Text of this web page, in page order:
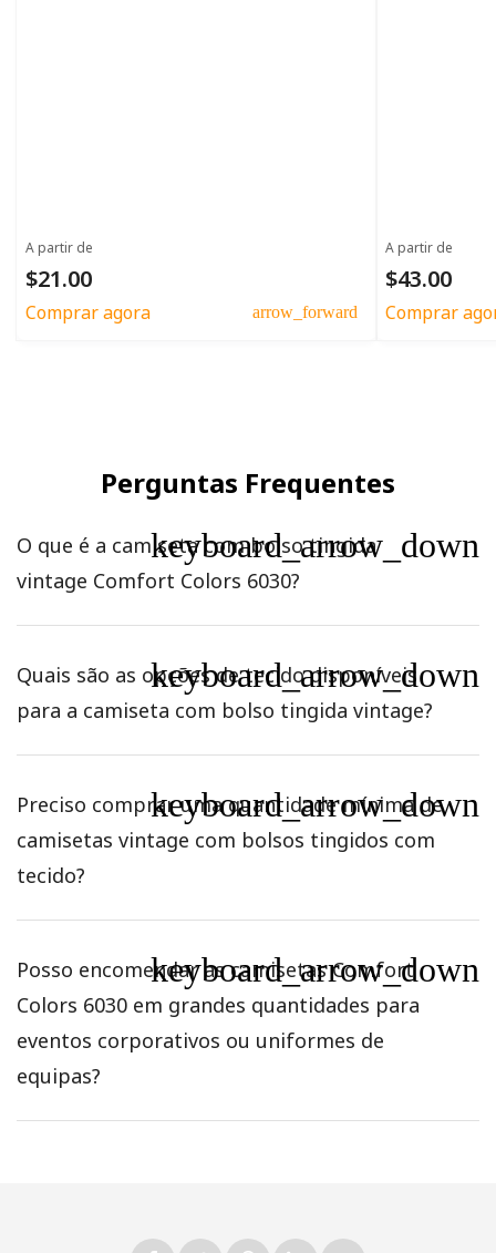
A partir de
$21.00
Comprar agora arrow_forward
A partir de
$43.00
Comprar
Perguntas Frequentes
O que é a camiseta com bolso tingida
vintage Comfort Colors 6030?
keyboard_arrow_down
Quais são as opções de tecido disponíveis
para a camiseta com bolso tingida vintage?
keyboard_arrow_down
Preciso comprar uma quantidade mínima de
camisetas vintage com bolsos tingidos com
tecido?
keyboard_arrow_down
Posso encomendar as camisetas Comfort
Colors 6030 em grandes quantidades para
eventos corporativos ou uniformes de
equipas?
keyboard_arrow_down